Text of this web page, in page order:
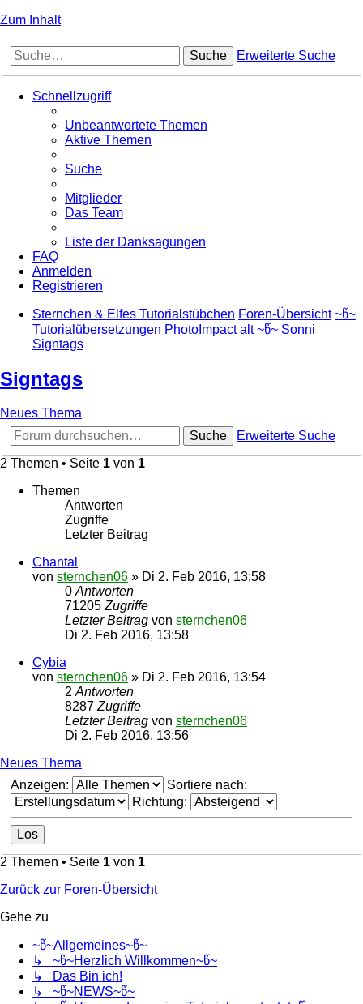
Zum Inhalt
Suche Erweiterte Suche
Schnellzugriff
Unbeantwortete Themen
Aktive Themen
Suche
Mitglieder
Das Team
Liste der Danksagungen
FAQ
Anmelden
Registrieren
Sternchen & Elfes Tutorialstübchen Foren-Übersicht ~წ~
Tutorialübersetzungen PhotoImpact alt ~წ~ Sonni
Signtags
Signtags
Neues Thema
Suche
Erweiterte Suche
2 Themen • Seite 1 von 1
Themen
Antworten
Zugriffe
Letzter Beitrag
Chantal
von sternchen06 » Di 2. Feb 2016, 13:58
0 Antworten
71205 Zugriffe
Letzter Beitrag von sternchen06
Di 2. Feb 2016, 13:58
Cybia
von sternchen06 » Di 2. Feb 2016, 13:54
2 Antworten
8287 Zugriffe
Letzter Beitrag von sternchen06
Di 2. Feb 2016, 13:56
Neues Thema
Anzeigen:
Sortiere nach:
Richtung:
2 Themen • Seite 1 von 1
Zurück zur Foren-Übersicht
Gehe zu
~წ~Allgemeines~წ~
↳ ~წ~Herzlich Willkommen~წ~
↳ Das Bin ich!
↳ ~წ~NEWS~წ~